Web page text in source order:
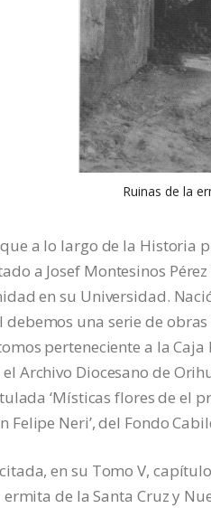
Ruinas de la
a lo largo de la Historia
a Josef Montesinos
en su Universidad.
debemos una serie de
perteneciente a la
Archivo Diocesano de
‘Místicas flores de el
Felipe Neri’, del Fondo
en su Tomo V,
de la Santa Cruz y